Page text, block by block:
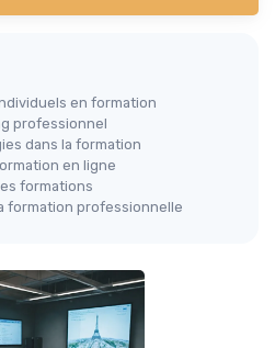
en formation
professionnel
dans la formation
en ligne
formations
formation professionnelle